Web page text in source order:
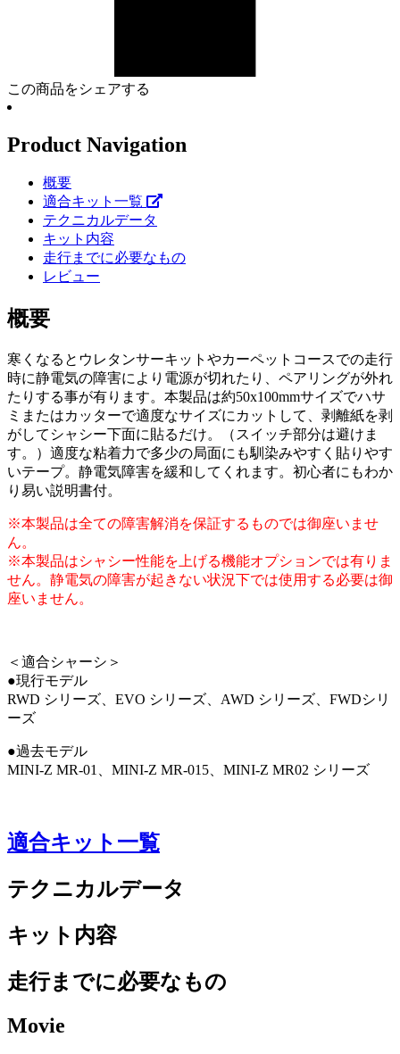
この商品をシェアする
Product Navigation
概要
適合キット一覧
テクニカルデータ
キット内容
走行までに必要なもの
レビュー
概要
寒くなるとウレタンサーキットやカーペットコースでの走行
時に静電気の障害により電源が切れたり、ペアリングが外れ
たりする事が有ります。本製品は約50x100mmサイズでハサ
ミまたはカッターで適度なサイズにカットして、剥離紙を剥
がしてシャシー下面に貼るだけ。（スイッチ部分は避けま
す。）適度な粘着力で多少の局面にも馴染みやすく貼りやす
いテープ。静電気障害を緩和してくれます。初心者にもわか
り易い説明書付。
※本製品は全ての障害解消を保証するものでは御座いませ
ん。
※本製品はシャシー性能を上げる機能オプションでは有りま
せん。静電気の障害が起きない状況下では使用する必要は御
座いません。
＜適合シャーシ＞
●現行モデル
RWD シリーズ、EVO シリーズ、AWD シリーズ、FWDシリ
ーズ
●過去モデル
MINI-Z MR-01、MINI-Z MR-015、MINI-Z MR02 シリーズ
適合キット一覧
テクニカルデータ
キット内容
走行までに必要なもの
Movie